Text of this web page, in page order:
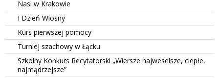
Nasi w Krakowie
I Dzień Wiosny
Kurs pierwszej pomocy
Turniej szachowy w Łącku
Szkolny Konkurs Recytatorski „Wiersze najweselsze, ciepłe,
najmądrzejsze”